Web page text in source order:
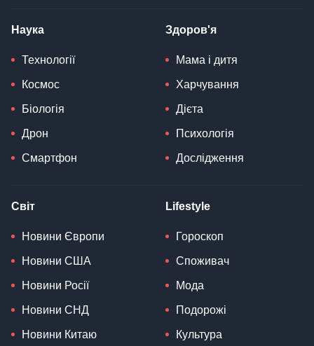
Наука
Технології
Космос
Біологія
Дрон
Смартфон
Здоров'я
Мама і дитя
Харчування
Дієта
Психологія
Дослідження
Світ
Новини Європи
Новини США
Новини Росії
Новини СНД
Новини Китаю
Lifestyle
Гороскоп
Споживач
Мода
Подорожі
Культура